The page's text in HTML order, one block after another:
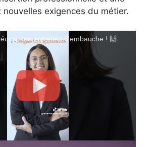
exigences du métier.
ton entretien d'embauche ! 🙌